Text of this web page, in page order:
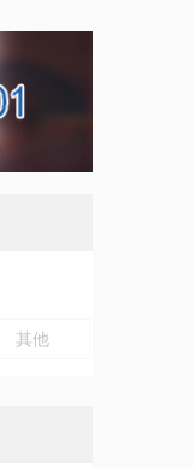
其他